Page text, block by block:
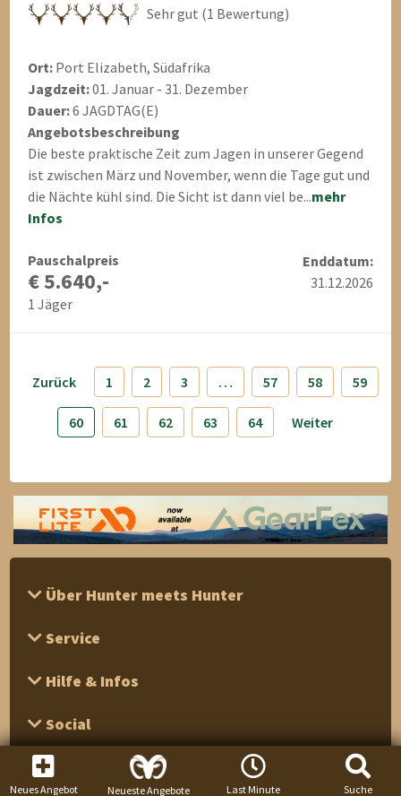
Sehr gut (1 Bewertung)
Ort: Port Elizabeth, Südafrika
Jagdzeit:01. Januar - 31. Dezember
Dauer:6 JAGDTAG(E)
Angebotsbeschreibung
Die beste praktische Zeit zum Jagen in unserer Gegend
ist zwischen März und November, wenn die Tage gut und
die Nächte kühl sind. Die Sicht ist dann viel be...mehr
Infos
Pauschalpreis
€ 5.640,-
1 Jäger
Enddatum:
31.12.2026
Zurück 1 2 3 … 57 58 59
60 61 62 63 64 Weiter
Über Hunter meets Hunter
Service
Hilfe & Infos
Social
Neues Angebot Neueste Angebote Last Minute Suche